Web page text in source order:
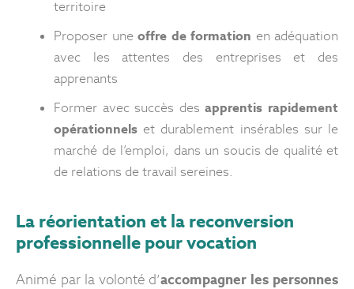
territoire
Proposer une offre de formation en adéquation
avec les attentes des entreprises et des
apprenants
Former avec succès desapprentis rapidement
opérationnels et durablement insérables sur le
marché de l’emploi, dans un soucis de qualité et
de relations de travail sereines.
La réorientation et la reconversion
professionnelle pour vocation
Animé par la volonté d’accompagner les personnes